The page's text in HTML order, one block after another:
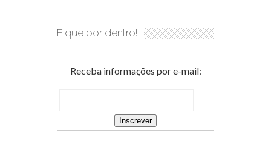
Fique por dentro!
Receba informações por e-mail: